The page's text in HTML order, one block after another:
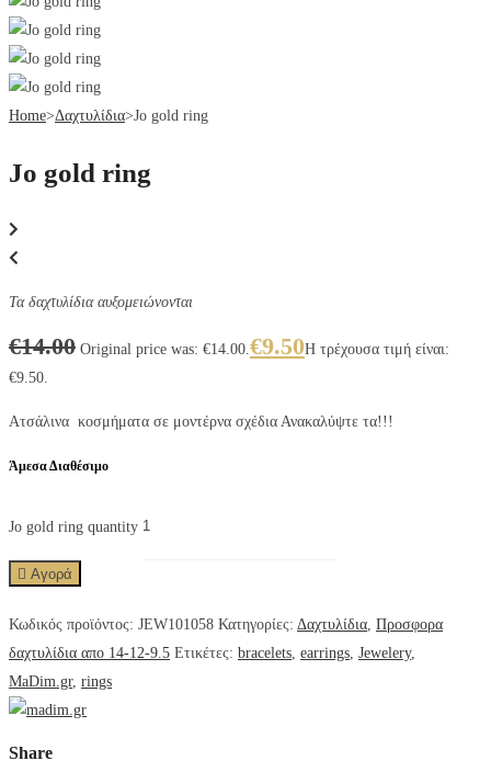
Home>Δαχτυλίδια>Jo gold ring
Jo gold ring
Τα δαχτυλίδια αυξομειώνονται
€14.00 Original price was: €14.00. €9.50Η τρέχουσα τιμή είναι:
€9.50.
Ατσάλινα κοσμήματα σε μοντέρνα σχέδια Ανακαλύψτε τα!!!
Άμεσα Διαθέσιμο
Jo gold ring quantity
Αγορά
Κωδικός προϊόντος: JEW101058 Κατηγορίες: Δαχτυλίδια Προσφορα
δαχτυλίδια απο 14-12-9.5 Ετικέτες: bracelets earrings Jewelery,
MaDim.gr, rings
Share